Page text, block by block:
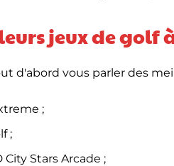
jeux de
d'abord vous parler des
;
;
City Stars Arcade ;